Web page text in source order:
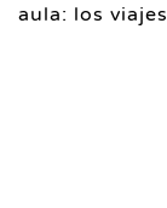
aula: los